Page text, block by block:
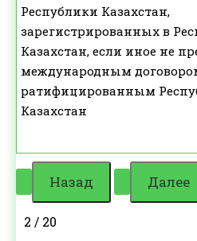
Республики Казахстан,
зарегистрированных в
Казахстан, если иное не
международным
ратифицированным
Казахстан
2 / 20